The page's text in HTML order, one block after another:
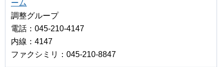
ーム
調整グループ
電話：045-210-4147
内線：4147
ファクシミリ：045-210-8847